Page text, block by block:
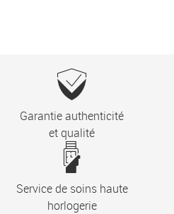
Garantie authenticité
et qualité
Service de soins haute
horlogerie